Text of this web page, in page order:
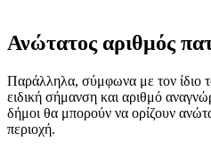
Ανώτατος αριθμός
Παράλληλα, σύμφωνα με τον ίδιο
ειδική σήμανση και αριθμό
δήμοι θα μπορούν να ορίζουν
περιοχή.